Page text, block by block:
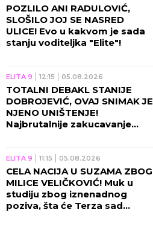
POZLILO ANI RADULOVIĆ,
SLOŠILO JOJ SE NASRED
ULICE! Evo u kakvom je sada
stanju voditeljka "Elite"!
ELITA 9 12:15 05.08.2026
TOTALNI DEBAKL STANIJE
DOBROJEVIĆ, OVAJ SNIMAK JE
NJENO UNIŠTENJE!
Najbrutalnije zakucavanje
ELITA 9 11:15 05.08.2026
CELA NACIJA U SUZAMA ZBOG
MILICE VELIČKOVIĆ! Muk u
studiju zbog iznenadnog
poziva, šta će Terza sad